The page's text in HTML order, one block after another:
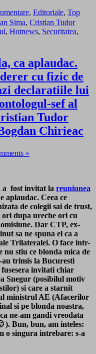
, Editoriale, Top
Sima, Cristian Tudor
, Hotnews, Securitatea,
ca aplaudac.
cu fizic de
declaratiile lui
sef al
Tudor
Chirieac
»
a fost invitat la reuniunea
aplaudac. Ceea ce
de colegii sai de trust,
dupa ureche ori cu
Dar CTP, ex-
sa ne spuna el ca a
Trilateralei. O face intr-
nu stiu ce blonda mica de
au trimis la Bucuresti
invitati chiar
Snegur (posibilul motiv
si care a starnit
ministrul AE (Afacerilor
si pe blonda noastra,
ne-am gandi vreodata
). Bun, bun, am inteles:
o singura intrebare: s-a